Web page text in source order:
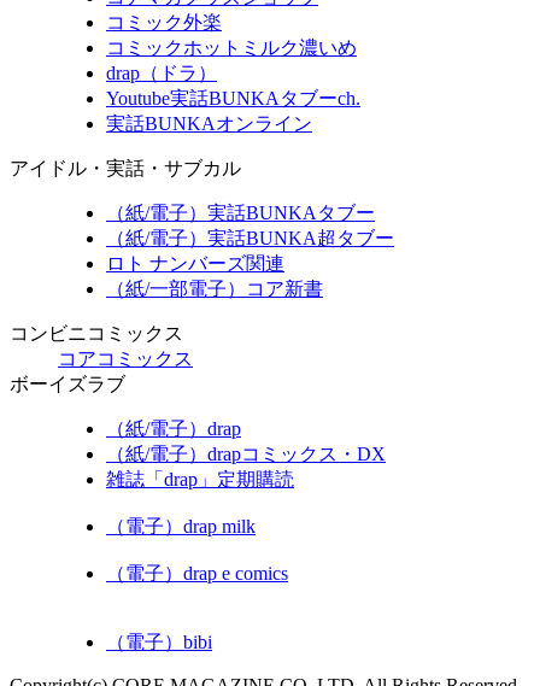
コミック外楽
コミックホットミルク濃いめ
drap（ドラ）
Youtube実話BUNKAタブーch.
実話BUNKAオンライン
アイドル・実話・サブカル
（紙/電子）実話BUNKAタブー
（紙/電子）実話BUNKA超タブー
ロト ナンバーズ関連
（紙/一部電子）コア新書
コンビニコミックス
コアコミックス
ボーイズラブ
（紙/電子）drap
（紙/電子）drapコミックス・DX
雑誌「drap」定期購読
（電子）drap milk
（電子）drap e comics
（電子）bibi